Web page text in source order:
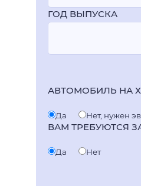
ГОД ВЫПУСКА
АВТОМОБИЛЬ НА
Да Нет, нужен
ВАМ ТРЕБУЮТСЯ
Да Нет